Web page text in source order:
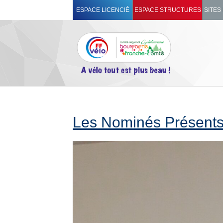
ESPACE LICENCIÉ ESPACE STRUCTURES SITES
Les Nominés